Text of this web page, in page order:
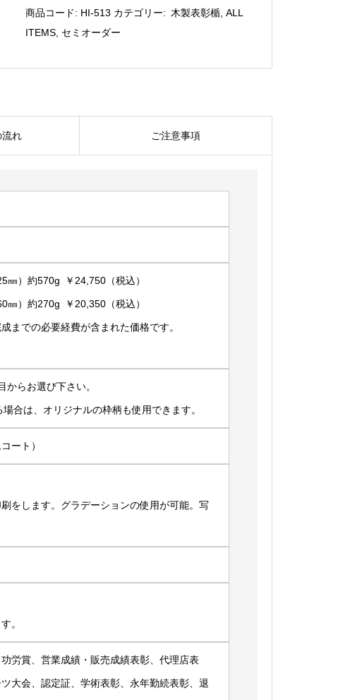
【空
色
ー
ョ
HI-
商品コード: HI-513 カテゴリー: 木製表彰楯,ALL
ITEMS, セミオーダー
流れ ご注意事項
㎜）約570g ￥24,750（税込）
㎜）約270g ￥20,350（税込）
までの必要経費が含まれた価格です。
らお選び下さい。
合は、オリジナルの枠柄も使用できます。
ート）
をします。グラデーションの使用が可能。写
。
労賞、営業成績・販売成績表彰、代理店表
大会、認定証、学術表彰、永年勤続表彰、退